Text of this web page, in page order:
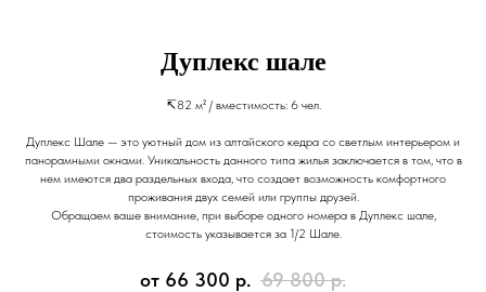
Дуплекс шале
↸82 м² / вместимость: 6 чел.
Дуплекс Шале — это уютный дом из алтайского кедра со светлым интерьером и
панорамными окнами. Уникальность данного типа жилья заключается в том, что в
нем имеются два раздельных входа, что создает возможность комфортного
проживания двух семей или группы друзей.
Обращаем ваше внимание, при выборе одного номера в Дуплекс шале,
стоимость указывается за 1/2 Шале.
от 66 300 р. 69 800 р.